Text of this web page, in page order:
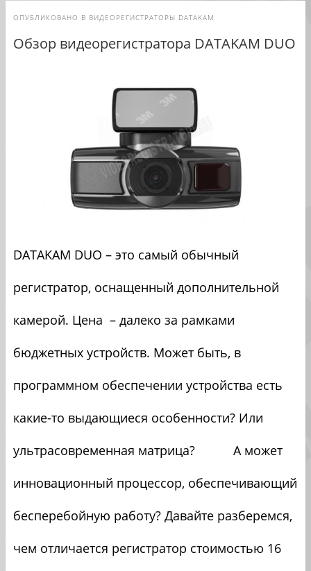
ОПУБЛИКОВАНО В ВИДЕОРЕГИСТРАТОРЫ DATAKAM
Обзор видеорегистратора DATAKAM DUO
DATAKAM DUO – это самый обычный
регистратор, оснащенный дополнительной
камерой. Цена – далеко за рамками
бюджетных устройств. Может быть, в
программном обеспечении устройства есть
какие-то выдающиеся особенности? Или
ультрасовременная матрица? А может
инновационный процессор, обеспечивающий
бесперебойную работу? Давайте разберемся,
чем отличается регистратор стоимостью 16